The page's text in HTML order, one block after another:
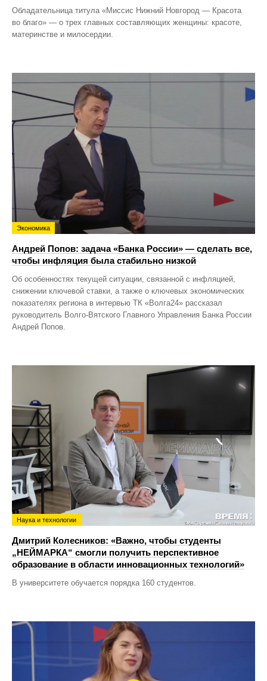
Обладательница титула «Миссис Нижний Новгород — Красота
во благо» — о трех главных составляющих женщины: красоте,
материнстве и милосердии.
Экономика
Андрей Попов: задача «Банка России» — сделать все,
чтобы инфляция была стабильно низкой
Об особенностях текущей ситуации, связанной с инфляцией,
снижении ключевой ставки, а также о ключевых экономических
показателях региона в интервью ТК «Волга24» рассказал
руководитель Волго-Вятского Главного Управления Банка России
Андрей Попов.
Наука и технологии
Дмитрий Колесников: «Важно, чтобы студенты
„НЕЙМАРКА“ смогли получить перспективное
образование в области инновационных технологий»
В университете обучается порядка 160 студентов.